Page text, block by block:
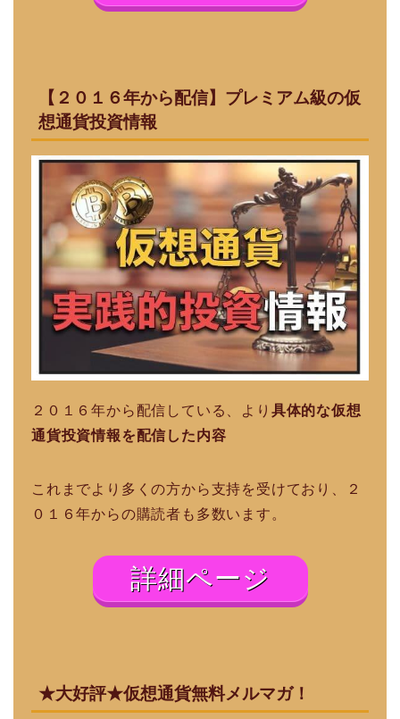
【２０１６年から配信】プレミアム級の仮
想通貨投資情報
２０１６年から配信している、より 具体的な仮想
通貨投資情報を配信した内容
これまでより多くの方から支持を受けており、２
０１６年からの購読者も多数います。
詳細ページ
★大好評★仮想通貨無料メルマガ！